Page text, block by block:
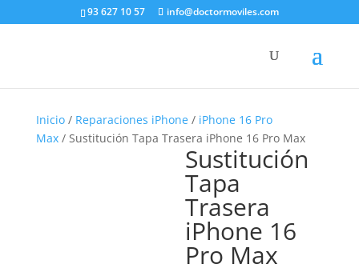
93 627 10 57 info@doctormoviles.com
Inicio/ Reparaciones iPhone/ iPhone 16 Pro
Max/ Sustitución Tapa Trasera iPhone 16 Pro Max
Sustitución
Tapa
Trasera
iPhone 16
Pro Max